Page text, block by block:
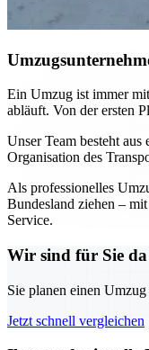
Ein Umzug ist immer
abläuft. Von der ersten
Unser Team besteht
Organisation des
Als professionelles
Bundesland ziehen –
Service.
Wir sind für Sie da
Sie planen einen
Jetzt schnell vergleichen